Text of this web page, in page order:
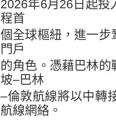
2026年6月26日起投
程首
個全球樞紐，進一步
門戶
的角色。憑藉巴林
坡–巴林
–倫敦航線將以中轉
航線網絡。